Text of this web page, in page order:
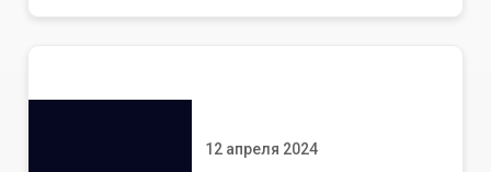
12 апреля 2024